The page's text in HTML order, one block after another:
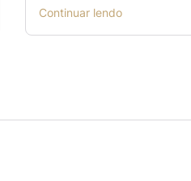
Continuar lendo